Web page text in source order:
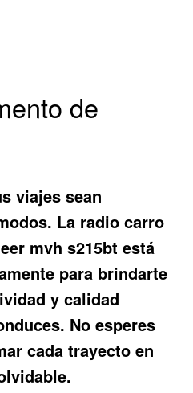
de
viajes sean
La radio carro
mvh s215bt está
para brindarte
y calidad
No esperes
cada trayecto en